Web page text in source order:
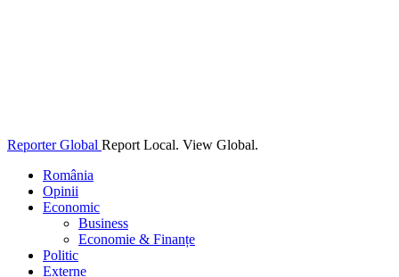
Reporter Global Report Local. View Global.
România
Opinii
Economic
Business
Economie & Finanțe
Politic
Externe